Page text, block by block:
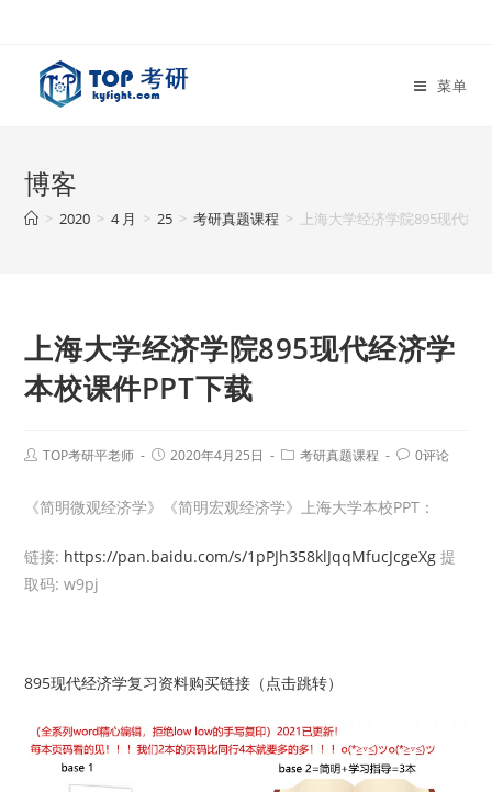
菜单
博客
> 2020 > 4 月 > 25 > 考研真题课程 > 上海大学经济学院895现代经
上海大学经济学院895现代经济学
本校课件PPT下载
TOP考研平老师 2020年4月25日 考研真题课程 0评论
《简明微观经济学》《简明宏观经济学》上海大学本校PPT：
链接: https://pan.baidu.com/s/1pPJh358klJqqMfucJcgeXg 提
取码: w9pj
895现代经济学复习资料购买链接（点击跳转）